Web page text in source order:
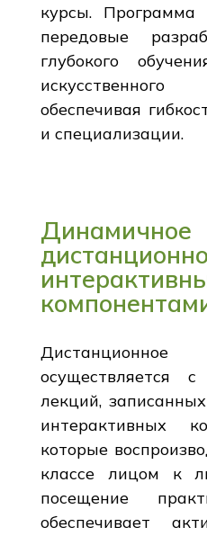
курсы. Программа
передовые
глубокого
обеспечивая
и специализации.
Динамичное
осуществляется
лекций,
интерактивных
которые
классе лицом к
посещение
обеспечивает